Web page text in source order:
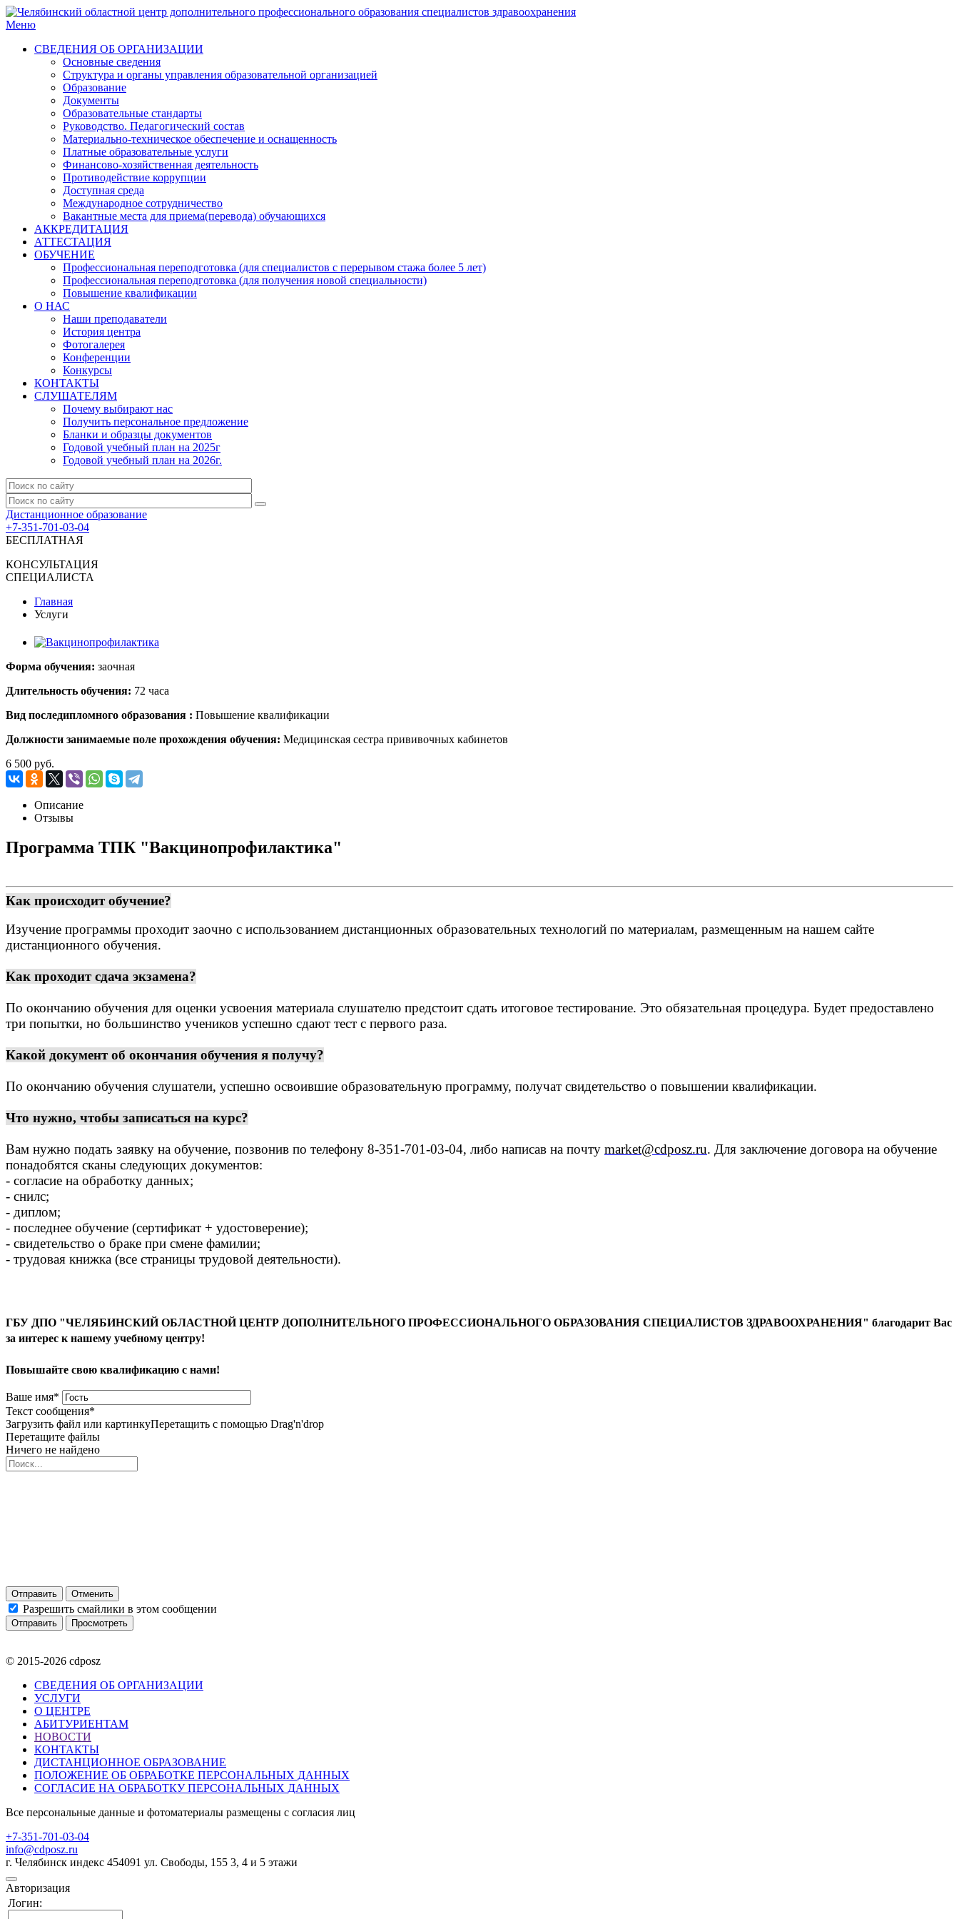
Меню
СВЕДЕНИЯ ОБ ОРГАНИЗАЦИИ
Основные сведения
Структура и органы управления образовательной организацией
Образование
Документы
Образовательные стандарты
Руководство. Педагогический состав
Материально-техническое обеспечение и оснащенность
Платные образовательные услуги
Финансово-хозяйственная деятельность
Противодействие коррупции
Доступная среда
Международное сотрудничество
Вакантные места для приема(перевода) обучающихся
АККРЕДИТАЦИЯ
АТТЕСТАЦИЯ
ОБУЧЕНИЕ
Профессиональная переподготовка (для специалистов с перерывом стажа более 5 лет)
Профессиональная переподготовка (для получения новой специальности)
Повышение квалификации
О НАС
Наши преподаватели
История центра
Фотогалерея
Конференции
Конкурсы
КОНТАКТЫ
СЛУШАТЕЛЯМ
Почему выбирают нас
Получить персональное предложение
Бланки и образцы документов
Годовой учебный план на 2025г
Годовой учебный план на 2026г.
Дистанционное образование
+7-351-701-03-04
БЕСПЛАТНАЯ
КОНСУЛЬТАЦИЯ
СПЕЦИАЛИСТА
Главная
Услуги
Форма обучения: заочная
Длительность обучения: 72 часа
Вид поcледипломного образования : Повышение квалификации
Должности занимаемые поле прохождения обучения: Медицинская сестра прививочных кабинетов
6 500 руб.
Описание
Отзывы
Программа ТПК "Вакцинопрофилактика"
Как происходит обучение?
Изучение программы проходит заочно с использованием дистанционных образовательных технологий по материалам, размещенным на нашем сайте
дистанционного обучения.
Как проходит сдача экзамена?
По окончанию обучения для оценки усвоения материала слушателю предстоит сдать итоговое тестирование. Это обязательная процедура. Будет предоставлено
три попытки, но большинство учеников успешно сдают тест с первого раза.
Какой документ об окончания обучения я получу?
По окончанию обучения слушатели, успешно освоившие образовательную программу, получат свидетельство о повышении квалификации.
Что нужно, чтобы записаться на курс?
Вам нужно подать заявку на обучение, позвонив по телефону 8-351-701-03-04, либо написав на почту market@cdposz.ru. Для заключение договора на обучение
понадобятся сканы следующих документов:
- согласие на обработку данных;
- снилс;
- диплом;
- последнее обучение (сертификат + удостоверение);
- свидетельство о браке при смене фамилии;
- трудовая книжка (все страницы трудовой деятельности).
ГБУ ДПО "ЧЕЛЯБИНСКИЙ ОБЛАСТНОЙ ЦЕНТР ДОПОЛНИТЕЛЬНОГО ПРОФЕССИОНАЛЬНОГО ОБРАЗОВАНИЯ СПЕЦИАЛИСТОВ ЗДРАВООХРАНЕНИЯ" благодарит Вас
за интерес к нашему учебному центру!
Повышайте свою квалификацию с нами!
Ваше имя*
Текст сообщения*
Загрузить файл или картинкуПеретащить с помощью Drag'n'drop
Перетащите файлы
Ничего не найдено
Отправить Отменить
Разрешить смайлики в этом сообщении
© 2015-2026 cdposz
СВЕДЕНИЯ ОБ ОРГАНИЗАЦИИ
УСЛУГИ
О ЦЕНТРЕ
АБИТУРИЕНТАМ
НОВОСТИ
КОНТАКТЫ
ДИСТАНЦИОННОЕ ОБРАЗОВАНИЕ
ПОЛОЖЕНИЕ ОБ ОБРАБОТКЕ ПЕРСОНАЛЬНЫХ ДАННЫХ
СОГЛАСИЕ НА ОБРАБОТКУ ПЕРСОНАЛЬНЫХ ДАННЫХ
Все персональные данные и фотоматериалы размещены с согласия лиц
+7-351-701-03-04
info@cdposz.ru
г. Челябинск индекс 454091 ул. Свободы, 155 3, 4 и 5 этажи
Авторизация
Логин: